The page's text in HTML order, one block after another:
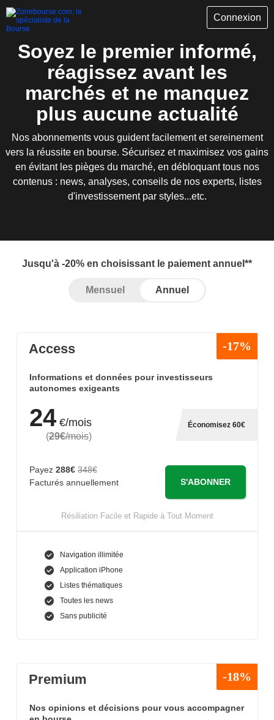
Connexion
Soyez le premier informé,
réagissez avant les
marchés et ne manquez
plus aucune actualité
Nos abonnements vous guident facilement et sereinement
vers la réussite en bourse. Sécurisez et maximisez vos gains
en évitant les pièges du marché, en débloquant tous nos
contenus : news, analyses, conseils de nos experts, listes
d'investissement par styles...etc.
Jusqu'à -20% en choisissant le paiement annuel**
Mensuel Annuel
Access -17%
Informations et données pour investisseurs
autonomes exigeants
24€/mois
(29€/mois)
Économisez 60€
Payez 288€ 348€
Facturés annuellement
S'ABONNER
Résiliation Facile et Rapide à Tout Moment
Navigation illimitée
Application iPhone
Listes thématiques
Toutes les news
Sans publicité
Premium -18%
Nos opinions et décisions pour vous accompagner